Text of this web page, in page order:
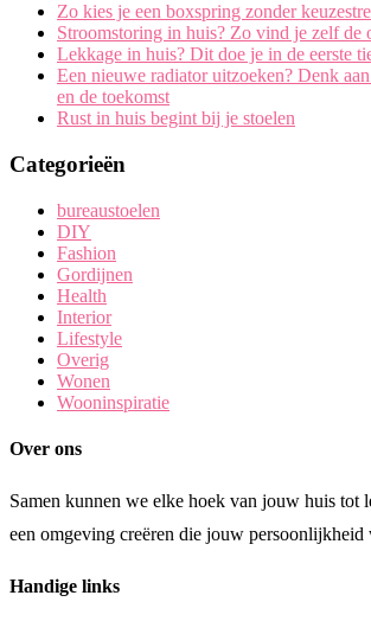
Zo kies je een boxspring zonder
Stroomstoring in huis? Zo vind je zelf de
Lekkage in huis? Dit doe je in de eerste
Een nieuwe radiator uitzoeken? Denk
en de toekomst
Rust in huis begint bij je stoelen
Categorieën
bureaustoelen
DIY
Fashion
Gordijnen
Health
Interior
Lifestyle
Overig
Wonen
Wooninspiratie
Over ons
Samen kunnen we elke hoek van jouw huis tot
een omgeving creëren die jouw persoonlijkheid
Handige links